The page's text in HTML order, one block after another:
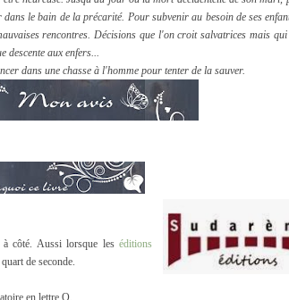
le bain de la précarité. Pour subvenir au besoin de ses
rencontres. Décisions que l'on croit salvatrices mais
descente aux enfers...
dans une chasse à l'homme pour tenter de la sauver.
côté. Aussi lorsque les éditions
de seconde.
en lettre O.